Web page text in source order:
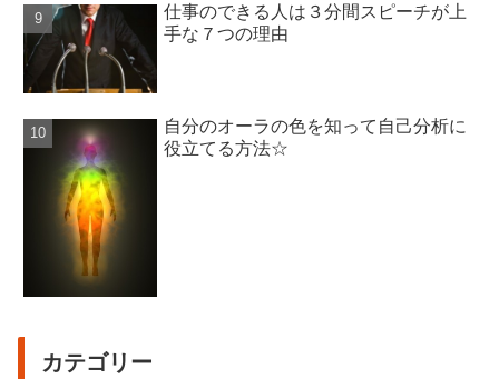
仕事のできる人は３分間スピーチが上
手な７つの理由
自分のオーラの色を知って自己分析に
役立てる方法☆
カテゴリー